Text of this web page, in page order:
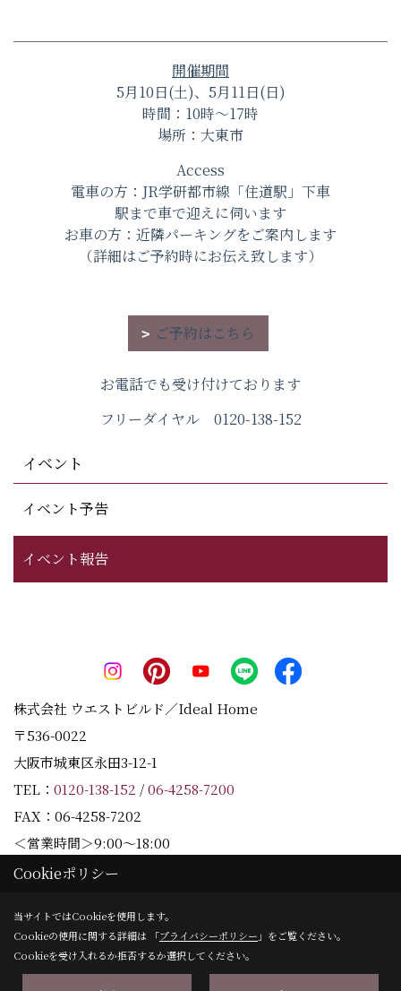
開催期間
5月10日(土)、5月11日(日)
時間：10時～17時
場所：大東市
Access
電車の方：JR学研都市線「住道駅」下車
駅まで車で迎えに伺います
お車の方：近隣パーキングをご案内します
（詳細はご予約時にお伝え致します）
ご予約はこちら
お電話でも受け付けております
フリーダイヤル 0120-138-152
イベント
イベント予告
イベント報告
株式会社 ウエストビルド／Ideal Home
〒536-0022
大阪市城東区永田3-12-1
TEL： 0120-138-152 /06-4258-7200
FAX：06-4258-7202
＜営業時間＞9:00～18:00
＜定休日＞水曜日
Copyright (c) Westbuild Corporation. All Rights Reserved.
Cookieポリシー
当サイトではCookieを使用します。
Cookieの使用に関する詳細は 「プライバシーポリシー 」をご覧ください。
Cookieを受け入れるか拒否するか選択してください。